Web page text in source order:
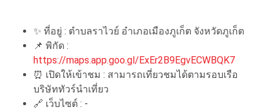
✨ ที่อยู่ : ตำบลราไวย์ อำเภอเมืองภูเก็ต จังหวัดภูเก็ต
📌 พิกัด :
https://maps.app.goo.gl/ExEr2B9EgvECWBQK7
⏰ เปิดให้เข้าชม : สามารถเที่ยวชมได้ตามรอบเรือ
บริษัททัวร์นำเที่ยว
🔗 เว็บไซต์ : -